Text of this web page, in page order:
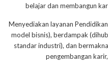
belajar dan membangun
Menyediakan layanan
model bisnis), berdampak
standar industri), dan
pengembangan